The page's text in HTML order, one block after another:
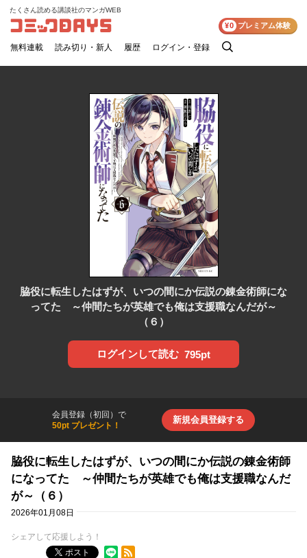
コミックDAYS
たくさん読める講談社のマンガWEB
無料連載 読み切り・新人 履歴 ログイン・登録
検
¥0 プレミアム体験
脇役に転生したはずが、いつの間にか伝説の錬金術師にな
ってた ～仲間たちが英雄でも俺は支援職なんだが～
（６）
ログインして読む 795pt
会員登録（初回）で
50pt プレゼント！
新規会員登録する
脇役に転生したはずが、いつの間にか伝説の錬金術師
になってた ～仲間たちが英雄でも俺は支援職なんだ
が～（６）
2026年01月08日
シェアして応援しよう！
ポスト
RSSフィード